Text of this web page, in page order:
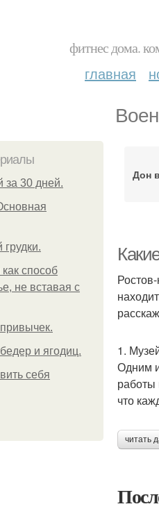
фитнес дома.
главная
за 30 дней.
способ
не вставая с
и ягодиц.
себя
Дон
1.
Одним
работы
что
читать